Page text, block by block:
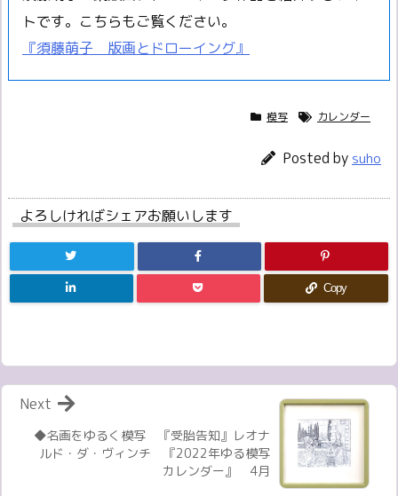
トです。こちらもご覧ください。
『須藤萌子 版画とドローイング』
模写 カレンダー
Posted by suho
よろしければシェアお願いします
Copy
◆名画をゆるく模写 『受胎告知』レオナ
ルド・ダ・ヴィンチ 『2022年ゆる模写
カレンダー』 4月
Next